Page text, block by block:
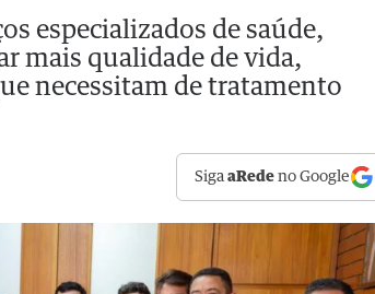
especializados de saúde,
mais qualidade de vida,
necessitam de tratamento
SigaaRede no Google